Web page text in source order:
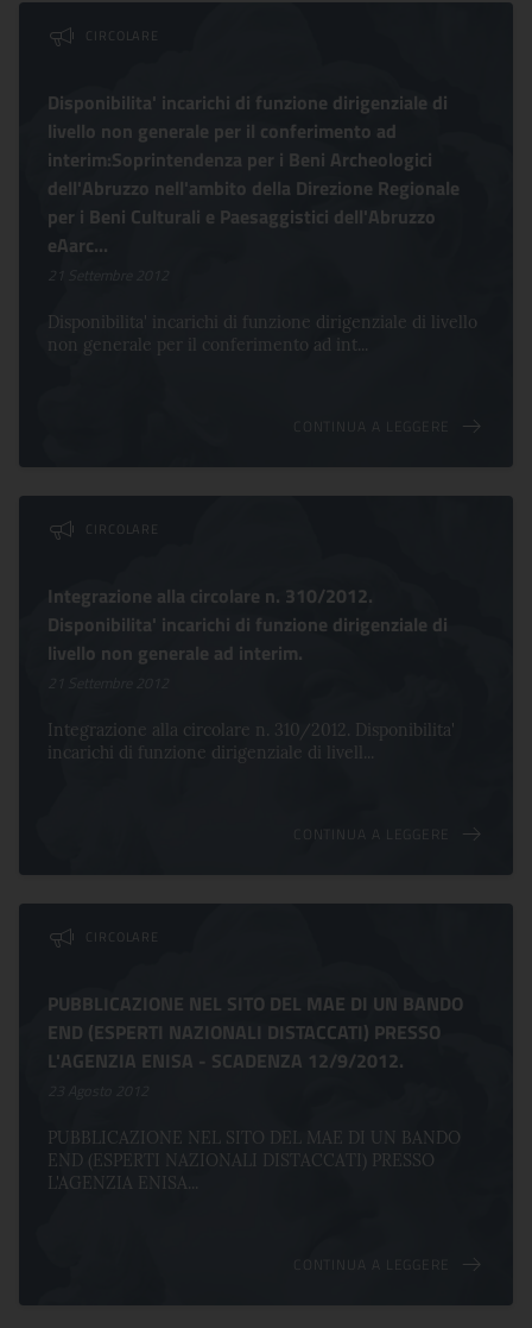
CIRCOLARE
Disponibilita' incarichi di funzione dirigenziale di
livello non generale per il conferimento ad
interim:Soprintendenza per i Beni Archeologici
dell'Abruzzo nell'ambito della Direzione Regionale
per i Beni Culturali e Paesaggistici dell'Abruzzo
eAarc...
21 Settembre 2012
Disponibilita' incarichi di funzione dirigenziale di livello
non generale per il conferimento ad int...
CONTINUA A LEGGERE
CIRCOLARE
Integrazione alla circolare n. 310/2012.
Disponibilita' incarichi di funzione dirigenziale di
livello non generale ad interim.
Integrazione alla circolare n. 310/2012. Disponibilita'
incarichi di funzione dirigenziale di livell...
CONTINUA A LEGGERE
CIRCOLARE
PUBBLICAZIONE NEL SITO DEL MAE DI UN BANDO
END (ESPERTI NAZIONALI DISTACCATI) PRESSO
L'AGENZIA ENISA - SCADENZA 12/9/2012.
PUBBLICAZIONE NEL SITO DEL MAE DI UN BANDO
END (ESPERTI NAZIONALI DISTACCATI) PRESSO
L'AGENZIA ENISA...
CONTINUA A LEGGERE